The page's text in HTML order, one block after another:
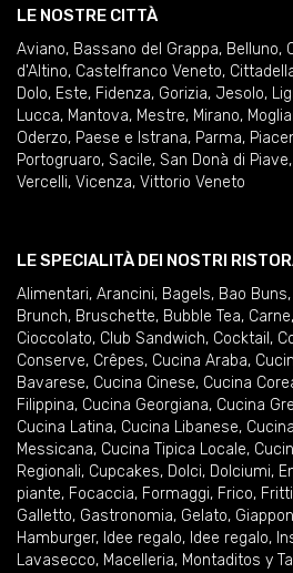
LE NOSTRE CITTÀ
Aviano, Bassano del Grappa, Belluno,
d'Altino, Castelfranco Veneto,
Dolo, Este, Fidenza, Gorizia, Jesolo,
Lucca, Mantova, Mestre, Mirano,
Oderzo, Paese e Istrana, Parma,
Portogruaro, Sacile, San Donà di Piave,
Vercelli, Vicenza, Vittorio Veneto
LE SPECIALITÀ DEI NOSTRI
Alimentari, Arancini, Bagels, Bao Buns,
Brunch, Bruschette, Bubble Tea, Carne,
Cioccolato, Club Sandwich, Cocktail ,
Conserve, Crêpes, Cucina Araba,
Bavarese, Cucina Cinese, Cucina
Filippina, Cucina Georgiana, Cucina
Cucina Latina, Cucina Libanese,
Messicana, Cucina Tipica Locale,
Regionali, Cupcakes, Dolci, Dolciumi,
piante, Focaccia, Formaggi, Frico, Fritti
Galletto, Gastronomia, Gelato,
Hamburger, Idee regalo, Idee regalo,
Lavasecco, Macelleria, Montaditos y